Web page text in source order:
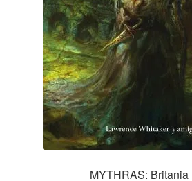
MYTHRAS: Britania